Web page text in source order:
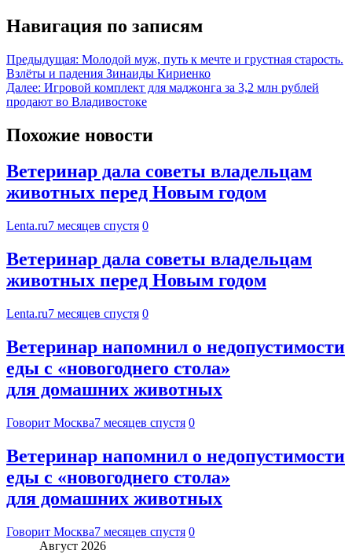
Навигация по записям
Предыдущая: Молодой муж, путь к мечте и грустная старость.
Взлёты и падения Зинаиды Кириенко
Далее: Игровой комплект для маджонга за 3,2 млн рублей
продают во Владивостоке
Похожие новости
Ветеринар дала советы владельцам
животных перед Новым годом
Lenta.ru7 месяцев спустя 0
Ветеринар дала советы владельцам
животных перед Новым годом
Lenta.ru7 месяцев спустя 0
Ветеринар напомнил о недопустимости
еды с «новогоднего стола»
для домашних животных
Говорит Москва7 месяцев спустя 0
Ветеринар напомнил о недопустимости
еды с «новогоднего стола»
для домашних животных
Говорит Москва7 месяцев спустя 0
Август 2026